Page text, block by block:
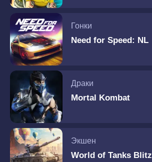
Гонки
Need for Speed: NL
Драки
Mortal Kombat
Экшен
World of Tanks Blitz